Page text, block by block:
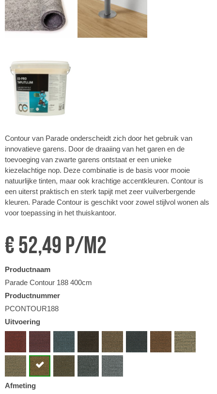
Contour van Parade onderscheidt zich door het gebruik van
innovatieve garens. Door de draaiing van het garen en de
toevoeging van zwarte garens ontstaat er een unieke
kiezelachtige nop. Deze combinatie is de basis voor mooie
natuurlijke tinten, maar ook krachtige accentkleuren. Contour is
een uiterst praktisch en sterk tapijt met zeer vuilverbergende
kleuren. Parade Contour is geschikt voor zowel stijlvol wonen als
voor toepassing in het thuiskantoor.
€ 52,49 p/m2
Productnaam
Parade Contour 188 400cm
Productnummer
PCONTOUR188
Uitvoering
Afmeting